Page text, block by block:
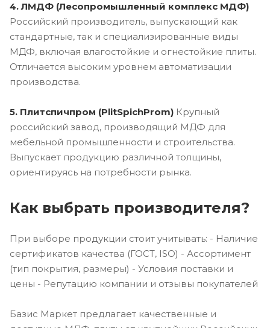
4. ЛМДФ (Лесопромышленный комплекс МДФ)
Российский производитель, выпускающий как
стандартные, так и специализированные виды
МДФ, включая влагостойкие и огнестойкие плиты.
Отличается высоким уровнем автоматизации
производства.
5. Плитспичпром (PlitSpichProm) Крупный
российский завод, производящий МДФ для
мебельной промышленности и строительства.
Выпускает продукцию различной толщины,
ориентируясь на потребности рынка.
Как выбрать производителя?
При выборе продукции стоит учитывать: - Наличие
сертификатов качества (ГОСТ, ISO) - Ассортимент
(тип покрытия, размеры) - Условия поставки и
цены - Репутацию компании и отзывы покупателей
Базис Маркет предлагает качественные и